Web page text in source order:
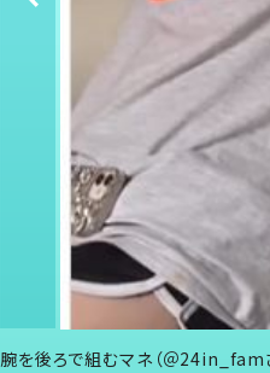
腕を後ろで組むマネ（＠24in_fam